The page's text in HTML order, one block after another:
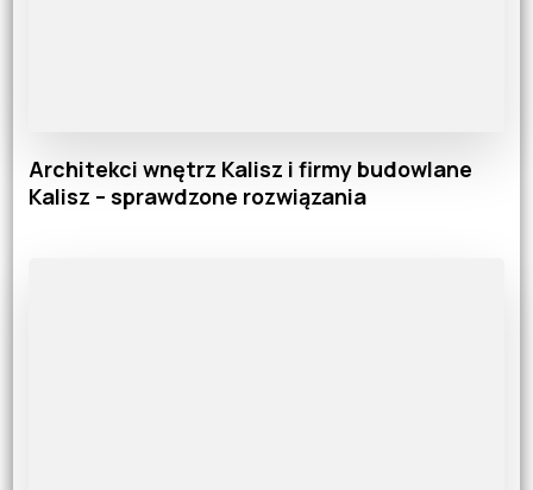
Architekci wnętrz Kalisz i firmy budowlane
Kalisz – sprawdzone rozwiązania